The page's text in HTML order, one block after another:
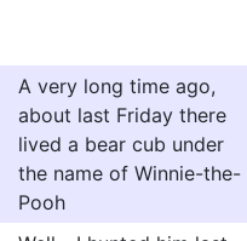
A very long time ago,
about last Friday there
lived a bear cub under
the name of Winnie-the-
Pooh